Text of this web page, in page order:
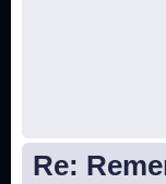
Re: